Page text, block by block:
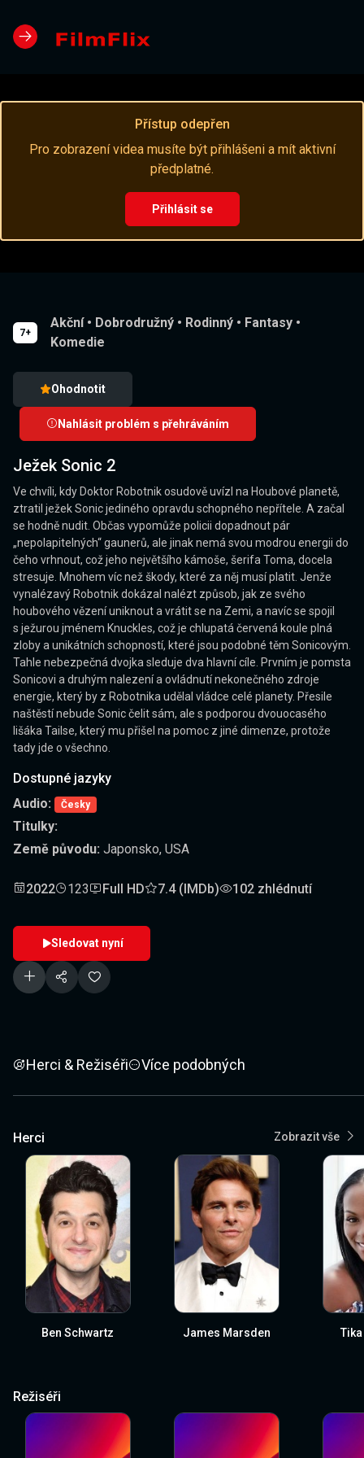
Přístup odepřen
Pro zobrazení videa musíte být přihlášeni a mít aktivní
předplatné.
Přihlásit se
7+
Akční • Dobrodružný • Rodinný • Fantasy •
Komedie
Ohodnotit
Nahlásit problém s přehráváním
Ježek Sonic 2
Ve chvíli, kdy Doktor Robotnik osudově uvízl na Houbové planetě,
ztratil ježek Sonic jediného opravdu schopného nepřítele. A začal
se hodně nudit. Občas vypomůže policii dopadnout pár
„nepolapitelných“ gaunerů, ale jinak nemá svou modrou energii do
čeho vrhnout, což jeho největšího kámoše, šerifa Toma, docela
stresuje. Mnohem víc než škody, které za něj musí platit. Jenže
vynalézavý Robotnik dokázal nalézt způsob, jak ze svého
houbového vězení uniknout a vrátit se na Zemi, a navíc se spojil
s ježurou jménem Knuckles, což je chlupatá červená koule plná
zloby a unikátních schopností, které jsou podobné těm Sonicovým.
Tahle nebezpečná dvojka sleduje dva hlavní cíle. Prvním je pomsta
Sonicovi a druhým nalezení a ovládnutí nekonečného zdroje
energie, který by z Robotnika udělal vládce celé planety. Přesile
naštěstí nebude Sonic čelit sám, ale s podporou dvouocasého
lišáka Tailse, který mu přišel na pomoc z jiné dimenze, protože
tady jde o všechno.
Dostupné jazyky
Audio:
Česky
Titulky:
Země původu: Japonsko, USA
2022 123 Full HD 7.4 (IMDb) 102 zhlédnutí
Sledovat nyní
Herci & Režiséři Více podobných
Herci Zobrazit vše
Ben Schwartz James Marsden
Režiséři